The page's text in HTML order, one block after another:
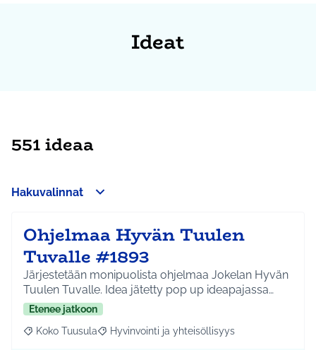
Ideat
551 ideaa
Hakuvalinnat
Ohjelmaa Hyvän Tuulen
Tuvalle #1893
Järjestetään monipuolista ohjelmaa Jokelan Hyvän
Tuulen Tuvalle. Idea jätetty pop up ideapajassa…
Etenee jatkoon
Rajaa tulokset aihepiirin mukaan: Koko Tuusula
Koko Tuusula Rajaa tulokset teeman mukaan: Hyvinvointi ja
Hyvinvointi ja yhteisöllisyys